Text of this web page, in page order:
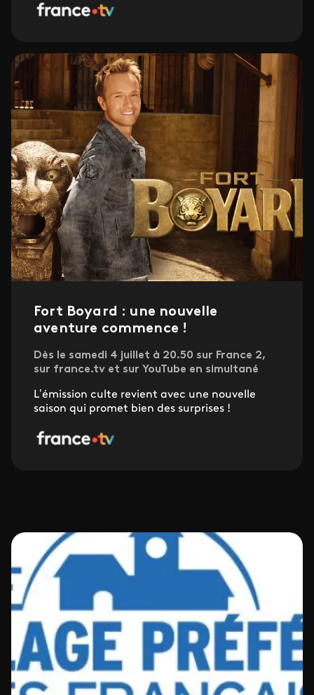
Fort Boyard : une nouvelle
aventure commence !
Dès le samedi 4 juillet à 20.50 sur France 2,
sur france.tv et sur YouTube en simultané
L’émission culte revient avec une nouvelle
saison qui promet bien des surprises !